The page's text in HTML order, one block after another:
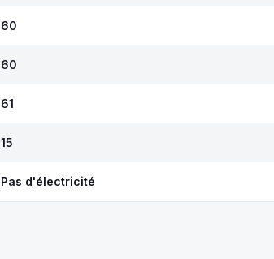
60
60
61
15
Pas d'électricité